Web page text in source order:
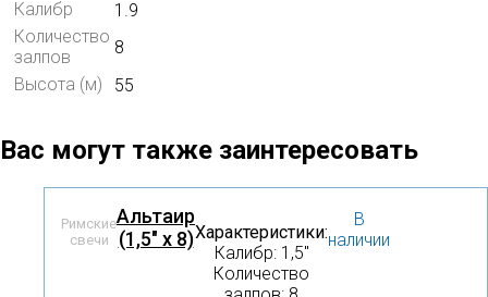
Калибр
1.9
Количество
залпов
8
Высота (м)
55
Вас могут также заинтересовать
Римские
свечи
Альтаир
(1,5" х 8)Характеристики:
Калибр: 1,5″
Количество
В
наличии